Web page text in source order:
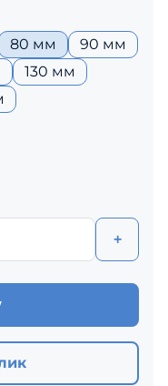
80 мм
90 мм
130 мм
+